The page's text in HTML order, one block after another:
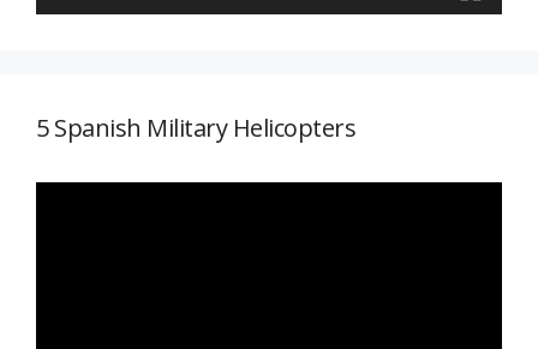
5 Spanish Military Helicopters